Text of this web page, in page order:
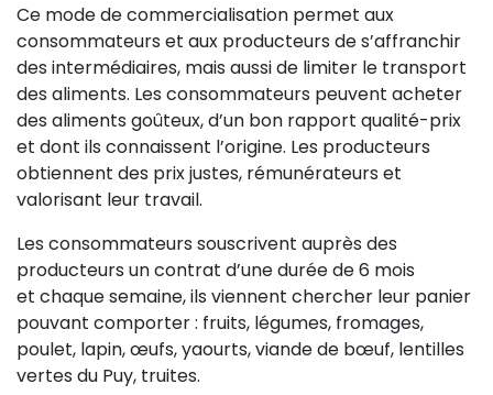
Ce mode de commercialisation permet aux
consommateurs et aux producteurs de s’affranchir
des intermédiaires, mais aussi de limiter le transport
des aliments. Les consommateurs peuvent acheter
des aliments goûteux, d’un bon rapport qualité-prix
et dont ils connaissent l’origine. Les producteurs
obtiennent des prix justes, rémunérateurs et
valorisant leur travail.
Les consommateurs souscrivent auprès des
producteurs un contrat d’une durée de 6 mois
et chaque semaine, ils viennent chercher leur panier
pouvant comporter : fruits, légumes, fromages,
poulet, lapin, œufs, yaourts, viande de bœuf, lentilles
vertes du Puy, truites.